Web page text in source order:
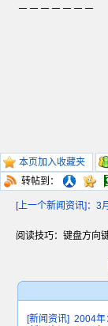
－－－－－－－
本页加入收藏夹
转帖到：
[上一个新闻资讯]：3
阅读技巧：键盘方
[新闻资讯] 2004年